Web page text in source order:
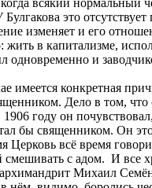
это
изменяет и его
жить в капитализме,
одновременно и
имеется конкретная
Дело в том, что
году он
бы священником. Он
Церковь всё время
смешивать с адом. И все
Михаил